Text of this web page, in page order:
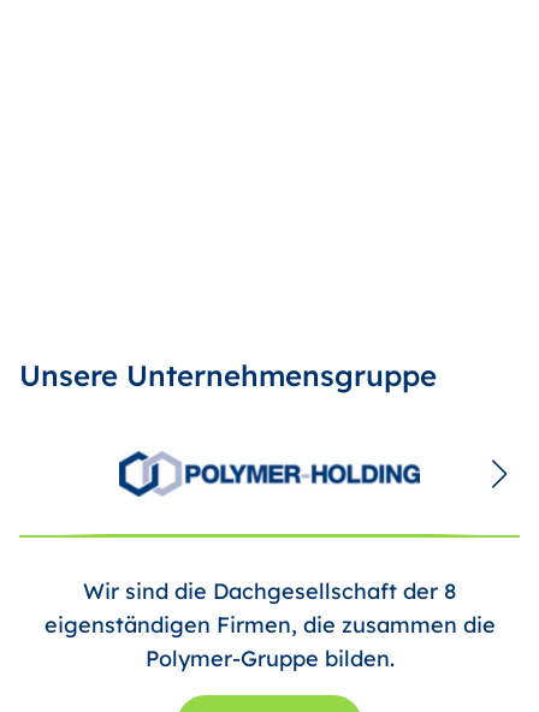
Unsere Unternehmensgruppe
Wir sind die Dachgesellschaft der 8
eigenständigen Firmen, die zusammen die
Polymer-Gruppe bilden.